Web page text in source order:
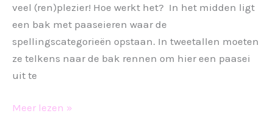
veel (ren)plezier! Hoe werkt het? In het midden ligt
een bak met paaseieren waar de
spellingscategorieën opstaan. In tweetallen moeten
ze telkens naar de bak rennen om hier een paasei
uit te
Loopspel
Meer lezen »